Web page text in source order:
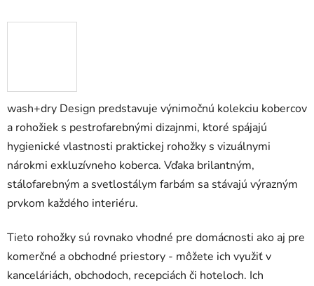
wash+dry Design predstavuje výnimočnú kolekciu kobercov
a rohožiek s pestrofarebnými dizajnmi, ktoré spájajú
hygienické vlastnosti praktickej rohožky s vizuálnymi
nárokmi exkluzívneho koberca. Vďaka brilantným,
stálofarebným a svetlostálym farbám sa stávajú výrazným
prvkom každého interiéru.
Tieto rohožky sú rovnako vhodné pre domácnosti ako aj pre
komerčné a obchodné priestory - môžete ich využiť v
kanceláriách, obchodoch, recepciách či hoteloch. Ich